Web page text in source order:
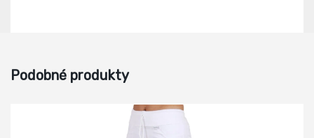
Podobné produkty